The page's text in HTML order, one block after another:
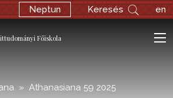
Neptun Keresés en
Főiskola
Athanasiana 59 2025